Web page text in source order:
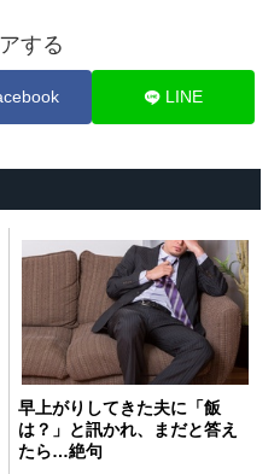
する
LINE
早上がりしてきた夫に「飯
は？」と訊かれ、まだと答え
たら…絶句